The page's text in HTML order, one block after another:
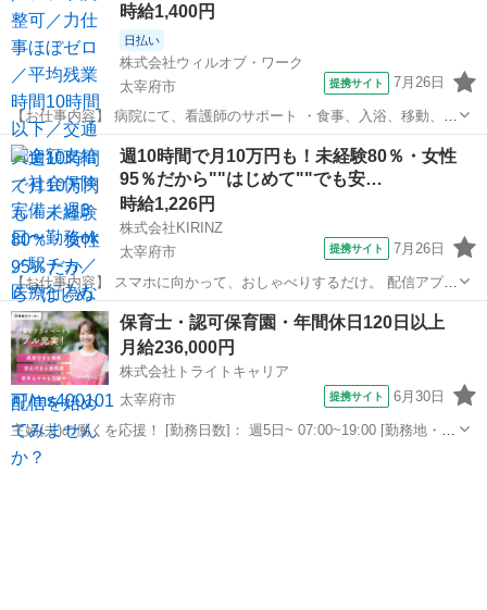
時給1,400円
日払い
株式会社ウィルオブ・ワーク
太宰府市
提携サイト 7月26日
【お仕事内容】 病院にて、看護師のサポート ・食事、入浴、移動、排
泄などの身体介助 ・病室のシーツ交換、清掃、環境整備 ・事務作業の
補助業務 ・伝票やカルテの運搬 ・備品、器具の確認 など 「できるか
不安・・・」 という方...
福岡 太宰府市 その他
週10時間で月10万円も！未経験80％・女性
95％だから""はじめて""でも安…
時給1,226円
株式会社KIRINZ
太宰府市
提携サイト 7月26日
【お仕事内容】 スマホに向かって、おしゃべりするだけ。 配信アプリ
（17LIVE／Pococha／IRIAM など）でライブ配信するお仕事です。
——————————— 配信内容はぜんぶ自由
——————————— ・今日...
福岡 太宰府市 イベントスタッフ
保育士・認可保育園・年間休日120日以上
月給236,000円
株式会社トライトキャリア
太宰府市
提携サイト 6月30日
主婦(夫)の働くを応援！ [勤務日数]： 週5日~ 07:00~19:00 [勤務地・最
寄駅]： 福岡県太宰府市五条3-4-2 社会福祉法人くじら 五条くじら小規
福岡